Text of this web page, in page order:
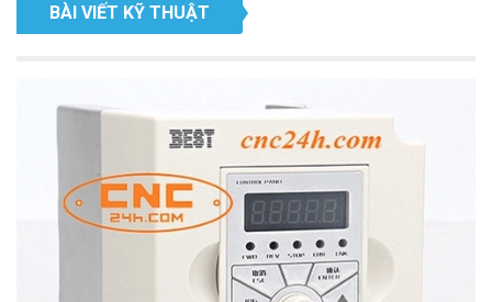
BÀI VIẾT KỸ THUẬT